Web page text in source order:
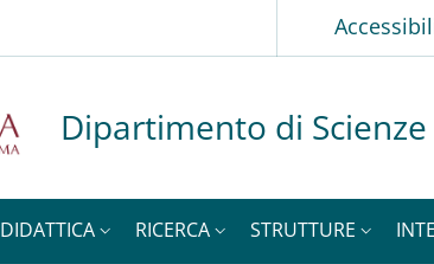
Dipartimento di
DIDATTICA RICERCA STRUTTURE